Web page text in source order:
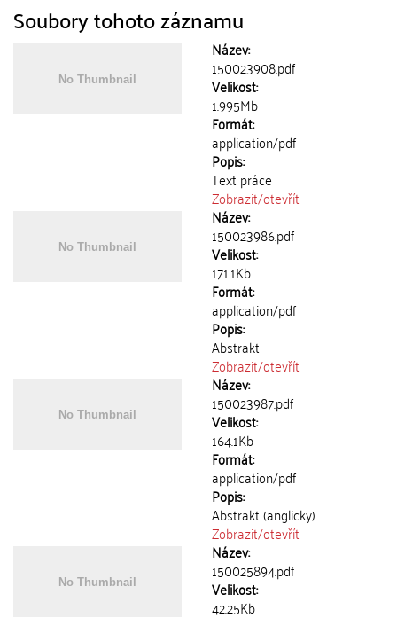
Soubory tohoto záznamu
Název:
150023908.pdf
Velikost:
1.995Mb
Formát:
application/pdf
Popis:
Text práce
Zobrazit/otevřít
Název:
150023986.pdf
Velikost:
171.1Kb
Formát:
application/pdf
Popis:
Abstrakt
Zobrazit/otevřít
Název:
150023987.pdf
Velikost:
164.1Kb
Formát:
application/pdf
Popis:
Abstrakt (anglicky)
Zobrazit/otevřít
Název:
150025894.pdf
Velikost:
42.25Kb